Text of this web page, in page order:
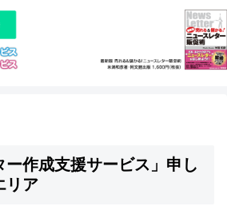
ー作成支援サービス」申し
リア